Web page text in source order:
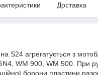
Доставка
S24 агрегатується з
WM 900, WM 500. При
борони пластини